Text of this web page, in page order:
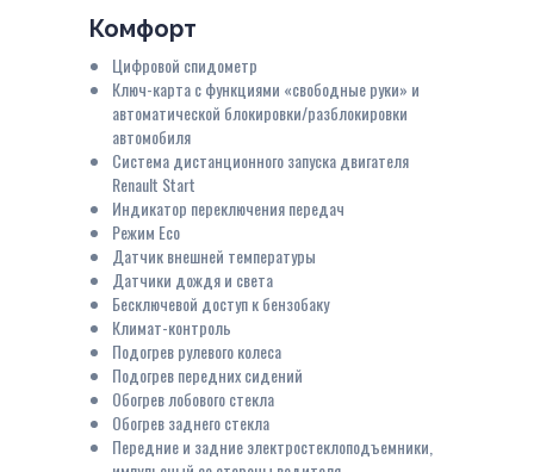
Комфорт
Цифровой спидометр
Ключ-карта с функциями «свободные руки» и
автоматической блокировки/разблокировки
автомобиля
Система дистанционного запуска двигателя
Renault Start
Индикатор переключения передач
Режим Eco
Датчик внешней температуры
Датчики дождя и света
Бесключевой доступ к бензобаку
Климат-контроль
Подогрев рулевого колеса
Подогрев передних сидений
Обогрев лобового стекла
Обогрев заднего стекла
Передние и задние электростеклоподъемники,